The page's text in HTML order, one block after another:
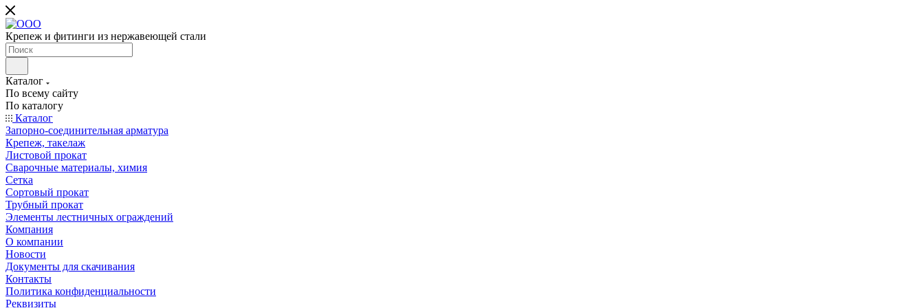
Крепеж и фитинги из нержавеющей стали
Каталог
По всему сайту
По каталогу
Каталог
Запорно-соединительная арматура
Крепеж, такелаж
Листовой прокат
Сварочные материалы, химия
Сетка
Сортовый прокат
Трубный прокат
Элементы лестничных ограждений
Компания
О компании
Новости
Документы для скачивания
Контакты
Политика конфиденциальности
Реквизиты